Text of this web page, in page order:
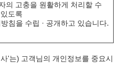
의 고충을 원활하게 처리할 수
있도록
침을 수립 · 공개하고 있습니다.
'는) 고객님의 개인정보를 중요시